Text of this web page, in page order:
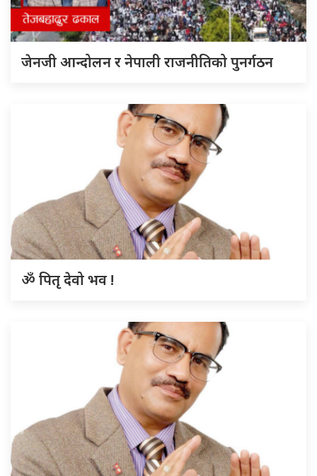
जेनजी आन्दोलन र नेपाली राजनीतिको पुनर्गठन
ॐ पितृ देवो भव !